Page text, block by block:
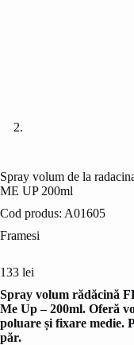
Spray volum de la
ME UP 200ml
Cod produs: A01605
Framesi
133 lei
Spray volum rădăcină
Me Up – 200ml. Oferă
poluare și fixare medie.
păr.